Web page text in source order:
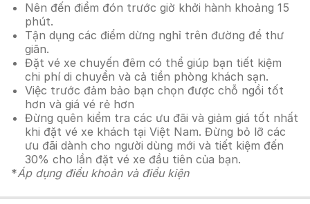
Nên đến điểm đón trước giờ khởi hành khoảng 15
phút.
Tận dụng các điểm dừng nghỉ trên đường để thư
giãn.
Đặt vé xe chuyến đêm có thể giúp bạn tiết kiệm
chi phí di chuyển và cả tiền phòng khách sạn.
Việc trước đảm bảo bạn chọn được chỗ ngồi tốt
hơn và giá vé rẻ hơn
Đừng quên kiểm tra các ưu đãi và giảm giá tốt nhất
khi đặt vé xe khách tại Việt Nam. Đừng bỏ lỡ các
ưu đãi dành cho người dùng mới và tiết kiệm đến
30% cho lần đặt vé xe đầu tiên của bạn.
*Áp dụng điều khoản và điều kiện